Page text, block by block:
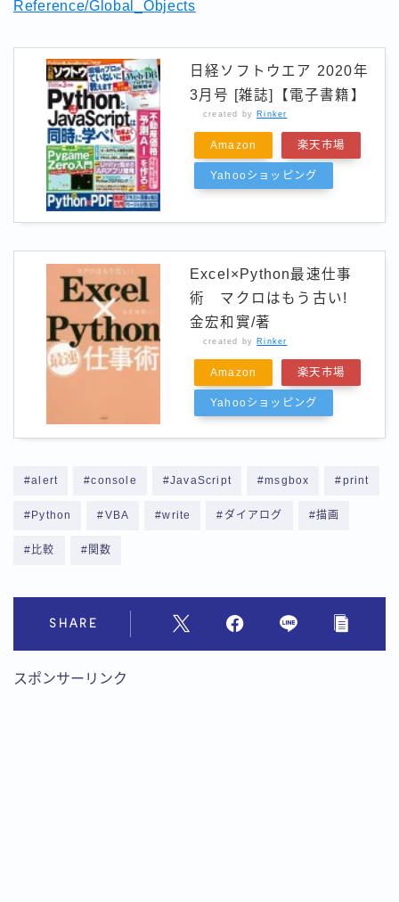
Reference/Global_Objects
日経ソフトウエア 2020年
3月号 [雑誌]【電子書籍】
created by Rinker
Amazon 楽天市場
Yahooショッピング
Excel×Python最速仕事
術 マクロはもう古い!
金宏和實/著
created by Rinker
Amazon 楽天市場
Yahooショッピング
#alert #console #JavaScript #msgbox #print
#Python #VBA #write #ダイアログ #描画
#比較 #関数
SHARE
スポンサーリンク